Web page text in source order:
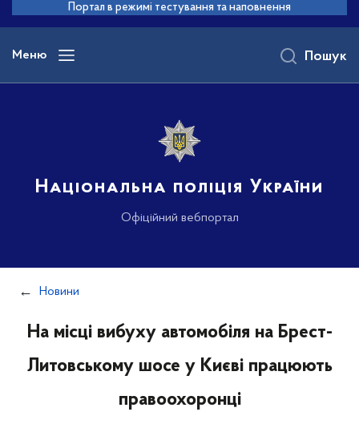
основного
вмісту
Портал в режимі тестування та наповнення
Меню
Національна поліція України
Офіційний вебпортал
Пошук
Новини
На місці вибуху автомобіля на Брест-
Литовському шосе у Києві працюють
правоохоронці